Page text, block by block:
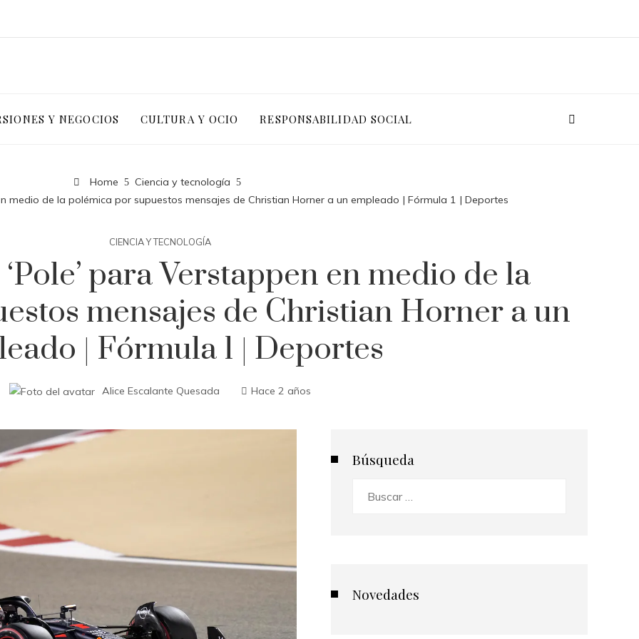
Y NEGOCIOS CULTURA Y OCIO RESPONSABILIDAD SOCIAL
Home
Ciencia y tecnología
medio de la polémica por supuestos mensajes de Christian Horner a un empleado | Fórmula 1 | Deportes
CIENCIA Y TECNOLOGÍA
para Verstappen en medio de la
mensajes de Christian Horner a un
| Fórmula 1 | Deportes
Alice Escalante Quesada Hace 2 años
Búsqueda
Novedades